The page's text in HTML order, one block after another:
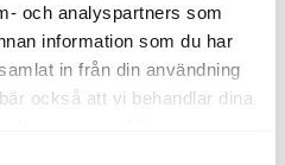
och analyspartners som
information som du har
in från din användning
också att vi behandlar dina